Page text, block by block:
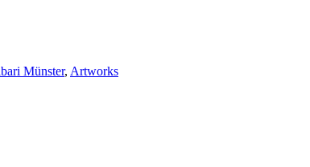
Münster, Artworks